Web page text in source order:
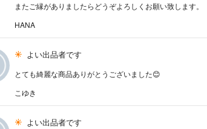
またご縁がありましたらどうぞよろしくお願い致します。
HANA
よい出品者です
とても綺麗な商品ありがとうございました😊
こゆき
よい出品者です